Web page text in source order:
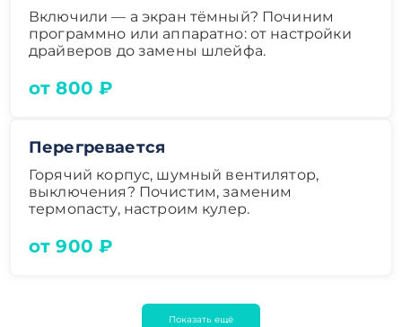
Включили — а экран тёмный? Починим
программно или аппаратно: от настройки
драйверов до замены шлейфа.
от 800 ₽
Перегревается
Горячий корпус, шумный вентилятор,
выключения? Почистим, заменим
термопасту, настроим кулер.
от 900 ₽
Показать ещё